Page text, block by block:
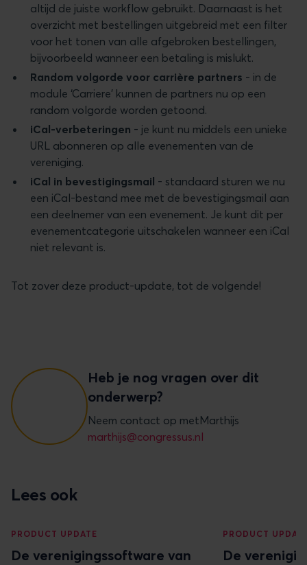
altijd de juiste workflow gebruikt. Daarnaast is het
overzicht met bestellingen uitgebreid met een filter
voor het tonen van alle afgebroken bestellingen,
bijvoorbeeld wanneer een betaling is mislukt.
Random volgorde voor carrière partners - in de
module ‘Carriere’ kunnen de partners nu op een
random volgorde worden getoond.
iCal-verbeteringen - je kunt nu middels een unieke
URL abonneren op alle evenementen van de
vereniging.
iCal in bevestigingsmail - standaard sturen we nu
een iCal-bestand mee met de bevestigingsmail aan
een deelnemer van een evenement. Je kunt dit per
evenementcategorie uitschakelen wanneer een iCal
niet relevant is.
Tot zover deze product-update, tot de volgende!
Heb je nog vragen over dit
onderwerp?
Neem contact op metMarthijs
marthijs@congressus.nl
Lees ook
PRODUCT UPDATE
De verenigingssoftware van
PRODUCT
De